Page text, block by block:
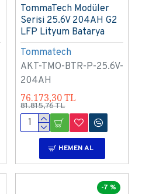
Tommatech
AKT-TMO-BTR-P-25.6V-
204AH
TommaTech Modüler
Serisi 25.6V 204AH G2
LFP Lityum Batarya
76.173,30 TL
81.815,76 TL
HEMEN AL
-7 %